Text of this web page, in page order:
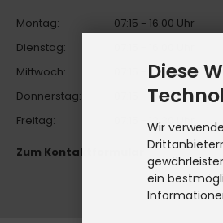
Montag:
07:15 - 16:00 Uhr
Dienstag:
Mittwoch:
07:15 - 16:00 Uhr
Donnerstag:
07:15 - 16:00 Uhr
Freitag:
07:15 - 13:30 Uhr
Zum Kontaktformular
Diese
Wir
ein